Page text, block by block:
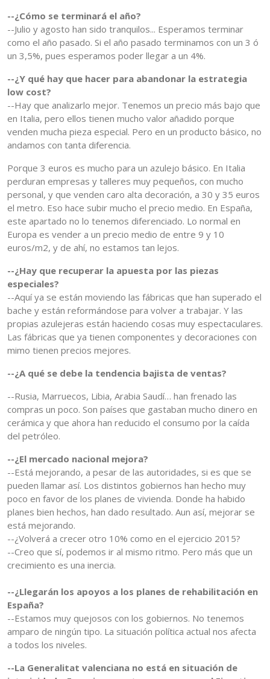
--¿Cómo se terminará el año?
--Julio y agosto han sido tranquilos... Esperamos terminar
como el año pasado. Si el año pasado terminamos con un 3 ó
un 3,5%, pues esperamos poder llegar a un 4%.
--¿Y qué hay que hacer para abandonar la estrategia
low cost?
--Hay que analizarlo mejor. Tenemos un precio más bajo que
en Italia, pero ellos tienen mucho valor añadido porque
venden mucha pieza especial. Pero en un producto básico, no
andamos con tanta diferencia.
Porque 3 euros es mucho para un azulejo básico. En Italia
perduran empresas y talleres muy pequeños, con mucho
personal, y que venden caro alta decoración, a 30 y 35 euros
el metro. Eso hace subir mucho el precio medio. En España,
este apartado no lo tenemos diferenciado. Lo normal en
Europa es vender a un precio medio de entre 9 y 10
euros/m2, y de ahí, no estamos tan lejos.
--¿Hay que recuperar la apuesta por las piezas
especiales?
--Aquí ya se están moviendo las fábricas que han superado el
bache y están reformándose para volver a trabajar. Y las
propias azulejeras están haciendo cosas muy espectaculares.
Las fábricas que ya tienen componentes y decoraciones con
mimo tienen precios mejores.
--¿A qué se debe la tendencia bajista de ventas?
--Rusia, Marruecos, Libia, Arabia Saudí… han frenado las
compras un poco. Son países que gastaban mucho dinero en
cerámica y que ahora han reducido el consumo por la caída
del petróleo.
--¿El mercado nacional mejora?
--Está mejorando, a pesar de las autoridades, si es que se
pueden llamar así. Los distintos gobiernos han hecho muy
poco en favor de los planes de vivienda. Donde ha habido
planes bien hechos, han dado resultado. Aun así, mejorar se
está mejorando.
--¿Volverá a crecer otro 10% como en el ejercicio 2015?
--Creo que sí, podemos ir al mismo ritmo. Pero más que un
crecimiento es una inercia.
--¿Llegarán los apoyos a los planes de rehabilitación en
España?
--Estamos muy quejosos con los gobiernos. No tenemos
amparo de ningún tipo. La situación política actual nos afecta
a todos los niveles.
--La Generalitat valenciana no está en situación de